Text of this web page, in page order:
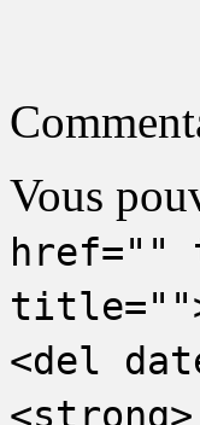
Vous
href=""
title="">
<del
<strong>